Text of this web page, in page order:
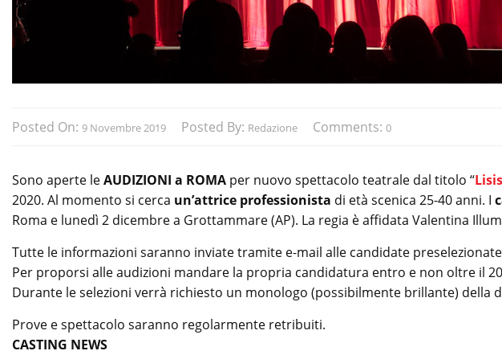
Posted On: 9 Novembre 2019 Posted By: Redazione Comments: 0
Sono aperte leAUDIZIONI a ROMA per nuovo spettacolo teatrale dal titolo “
2020. Al momento si cerca un’attrice professionista di età scenica 25-40 anni. I
Roma e lunedì 2 dicembre a Grottammare (AP). La regia è affidata Valentina
Tutte le informazioni saranno inviate tramite e-mail alle candidate
Per proporsi alle audizioni mandare la propria candidatura entro e non oltre il
Durante le selezioni verrà richiesto un monologo (possibilmente brillante) della
Prove e spettacolo saranno regolarmente retribuiti.
CASTING NEWS